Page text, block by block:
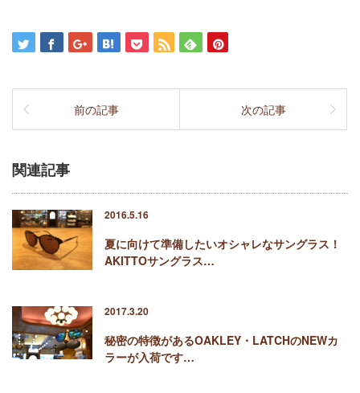
前の記事 次の記事
関連記事
2016.5.16
夏に向けて準備したいオシャレなサングラス！
AKITTOサングラス…
2017.3.20
秘密の特徴があるOAKLEY・LATCHのNEWカ
ラーが入荷です…